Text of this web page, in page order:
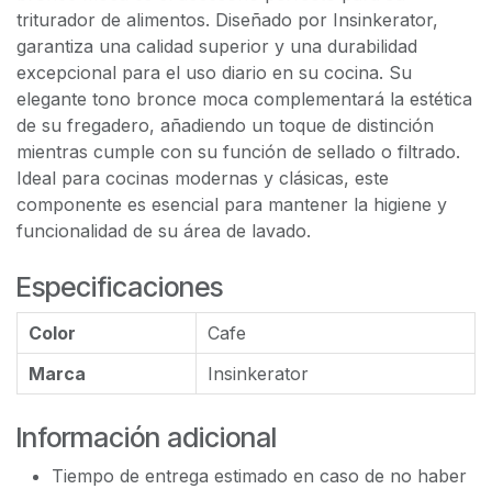
triturador de alimentos. Diseñado por Insinkerator,
garantiza una calidad superior y una durabilidad
excepcional para el uso diario en su cocina. Su
elegante tono bronce moca complementará la estética
de su fregadero, añadiendo un toque de distinción
mientras cumple con su función de sellado o filtrado.
Ideal para cocinas modernas y clásicas, este
componente es esencial para mantener la higiene y
funcionalidad de su área de lavado.
Especificaciones
Color
Cafe
Marca
Insinkerator
Información adicional
Tiempo de entrega estimado en caso de no haber